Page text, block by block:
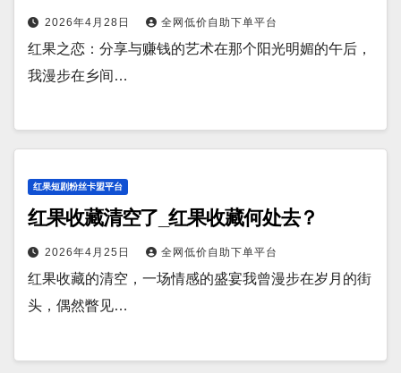
2026年4月28日 全网低价自助下单平台
红果之恋：分享与赚钱的艺术在那个阳光明媚的午后，
我漫步在乡间…
红果短剧粉丝卡盟平台
红果收藏清空了_红果收藏何处去？
2026年4月25日 全网低价自助下单平台
红果收藏的清空，一场情感的盛宴我曾漫步在岁月的街
头，偶然瞥见…